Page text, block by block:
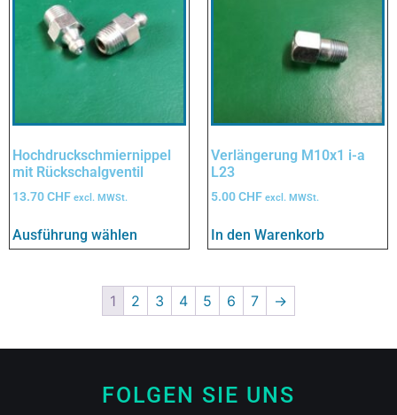
Hochdruckschmiernippel
mit Rückschalgventil
13.70CHF excl. MWSt.
Ausführung wählen
Verlängerung M10x1 i-a
L23
5.00CHF excl. MWSt.
In den Warenkorb
1 2 3 4 5 6 7 →
FOLGEN SIE UNS